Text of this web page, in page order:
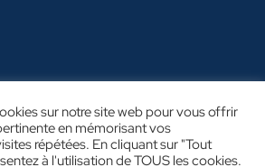
sur notre site web pour vous offrir
en mémorisant vos
répétées. En cliquant sur "Tout
à l'utilisation de TOUS les cookies.